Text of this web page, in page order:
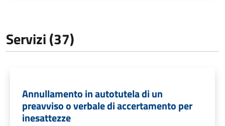
Servizi (37)
Annullamento in autotutela di un
preavviso o verbale di accertamento per
inesattezze